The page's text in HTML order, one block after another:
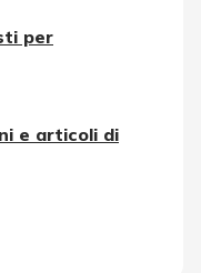
per
e articoli di